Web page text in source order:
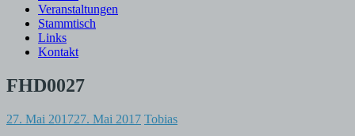
Veranstaltungen
Stammtisch
Links
Kontakt
FHD0027
27. Mai 201727. Mai 2017 Tobias